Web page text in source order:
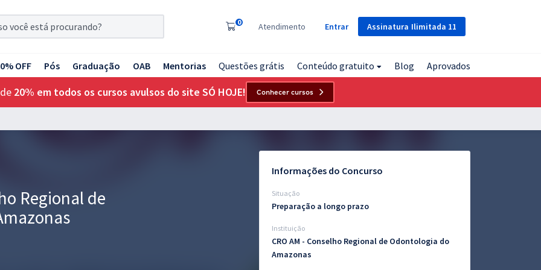
Assinatura Ilimitada 11
0 Atendimento Entrar
OFF Pós Graduação OAB Mentorias Questões grátis Conteúdo gratuito Blog Aprovados
20% em todos os cursos avulsos do site SÓ HOJE! Conhecer cursos
Regional de
Informações do Concurso
Situação
Preparação a longo prazo
Instituição
CRO AM - Conselho Regional de Odontologia do
Amazonas